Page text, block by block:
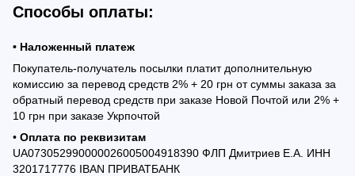
Способы оплаты:
• Наложенный платеж
Покупатель-получатель посылки платит дополнительную
комиссию за перевод средств 2% + 20 грн от суммы заказа за
обратный перевод средств при заказе Новой Почтой или 2% +
10 грн при заказе Укрпочтой
• Оплата по реквизитам
UA073052990000026005004918390 ФЛП Дмитриев Е.А. ИНН
3201717776 IBAN ПРИВАТБАНК